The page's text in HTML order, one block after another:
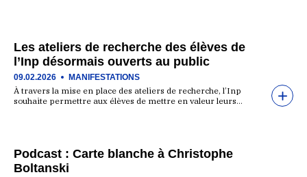
Les ateliers de recherche des élèves de
l’Inp désormais ouverts au public
09.02.2026 MANIFESTATIONS
À travers la mise en place des ateliers de recherche, l’Inp
souhaite permettre aux élèves de mettre en valeur leurs…
Podcast : Carte blanche à Christophe
Boltanski